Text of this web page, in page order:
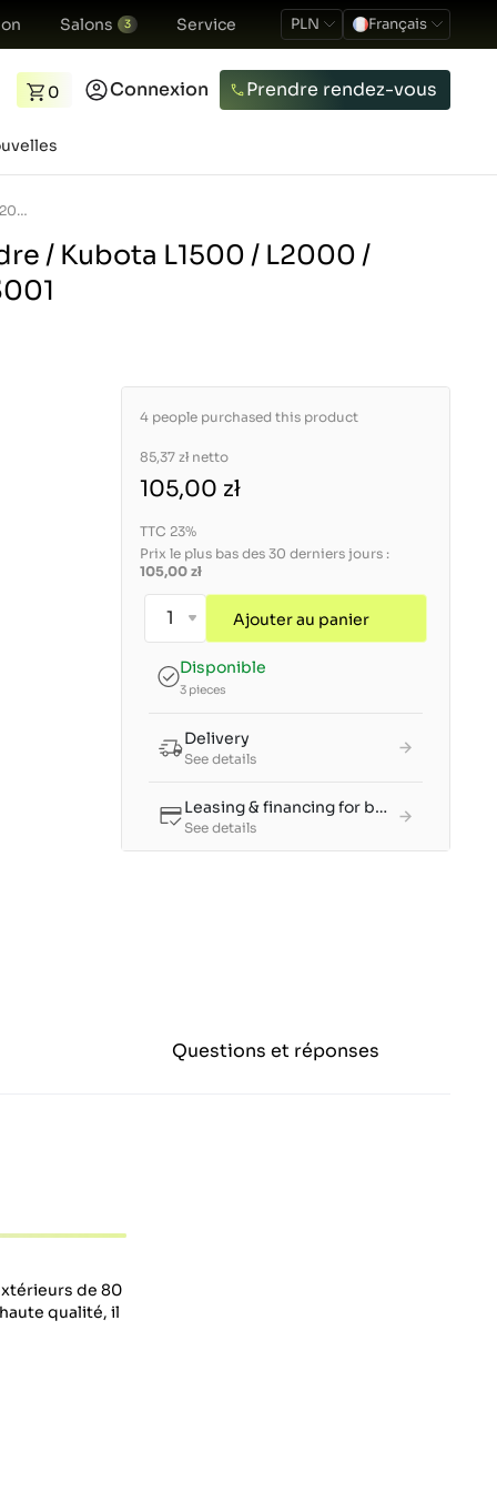
Salons 3 Service PLN Français
0 Connexion Prendre rendez-vous
Chemise de cylindre / Kubota L1500 / L2000 / L2201 / L2600 / L3001
/ Kubota L1500 / L2000 /
4 people purchased this product
85,37 zł netto
105,00 zł
TTC 23%
Prix le plus bas des 30 derniers jours :
105,00 zł
Ajouter au panier
Disponible
3 pieces
Delivery
See details
Leasing & financing for businesses
See details
Questions et réponses
de 80
qualité, il